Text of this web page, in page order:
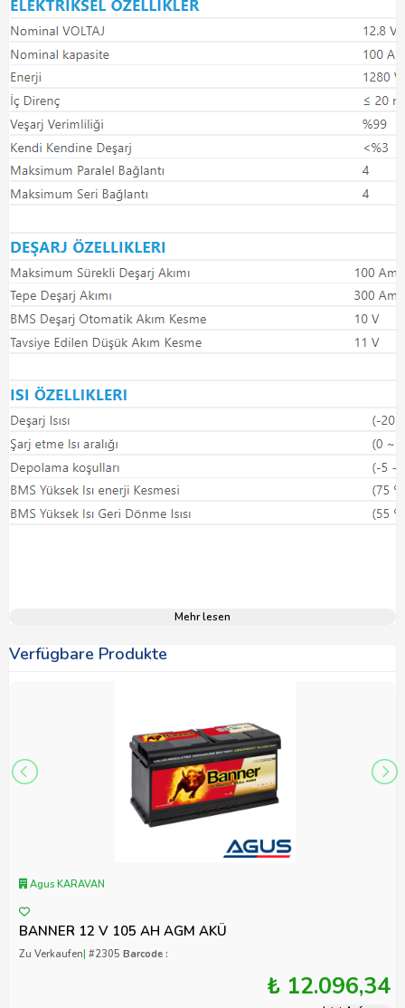
Mehr lesen
Verfügbare Produkte
Agus KARAVAN
BANNER 12 V 105 AH AGM AKÜ
Zu Verkaufen| #2305 Barcode :
₺ 12.096,34